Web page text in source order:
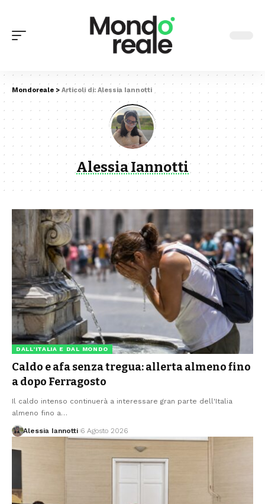
Mondoreale > Articoli di: Alessia Iannotti
Alessia Iannotti
DALL’ITALIA E DAL MONDO
Caldo e afa senza tregua: allerta almeno fino
a dopo Ferragosto
Il caldo intenso continuerà a interessare gran parte dell'Italia
almeno fino a…
Alessia Iannotti 6 Agosto 2026